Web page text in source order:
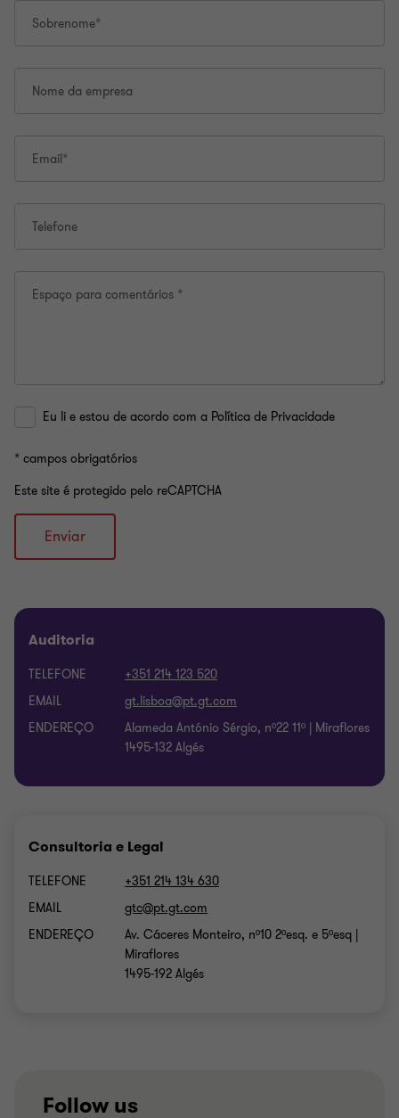
Sobrenome*
Nome da empresa
Email*
Telefone
Espaço para comentários *
Eu li e estou de acordo com a Política de Privacidade
* campos obrigatórios
Este site é protegido pelo reCAPTCHA
Enviar
Auditoria
TELEFONE
+351 214 123 520
EMAIL
ENDEREÇO
Alameda António Sérgio, nº22 11º | Miraflores
1495-132 Algés
Consultoria e Legal
TELEFONE
+351 214 134 630
EMAIL
ENDEREÇO
Av. Cáceres Monteiro, nº10 2ºesq. e 5ºesq |
Miraflores
1495-192 Algés
Follow us